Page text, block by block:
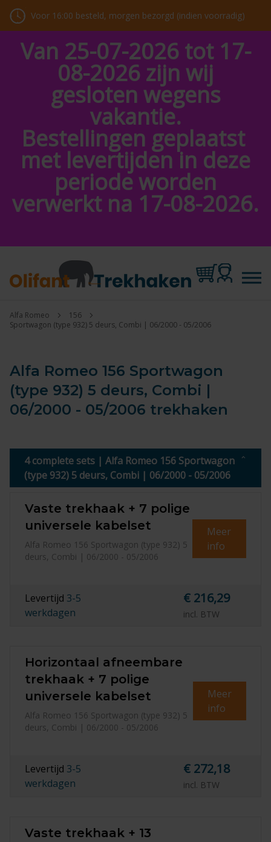
Voor 16:00 besteld, morgen bezorgd (indien voorradig)
Van 25-07-2026 tot 17-
08-2026 zijn wij
gesloten wegens
vakantie.
Bestellingen geplaatst
met levertijden in deze
periode worden
verwerkt na 17-08-2026.
Alfa Romeo
156
Sportwagon (type 932) 5 deurs, Combi | 06/2000 - 05/2006
Alfa Romeo 156 Sportwagon
(type 932) 5 deurs, Combi |
06/2000 - 05/2006 trekhaken
4 complete sets | Alfa Romeo 156 Sportwagon
(type 932) 5 deurs, Combi | 06/2000 - 05/2006
Vaste trekhaak + 7 polige
universele kabelset
Alfa Romeo 156 Sportwagon (type 932) 5
deurs, Combi | 06/2000 - 05/2006
Meer
info
Levertijd 3-5
werkdagen
€ 216,29
incl. BTW
Horizontaal afneembare
trekhaak + 7 polige
universele kabelset
Alfa Romeo 156 Sportwagon (type 932) 5
deurs, Combi | 06/2000 - 05/2006
Meer
info
Levertijd 3-5
werkdagen
€ 272,18
incl. BTW
Vaste trekhaak + 13